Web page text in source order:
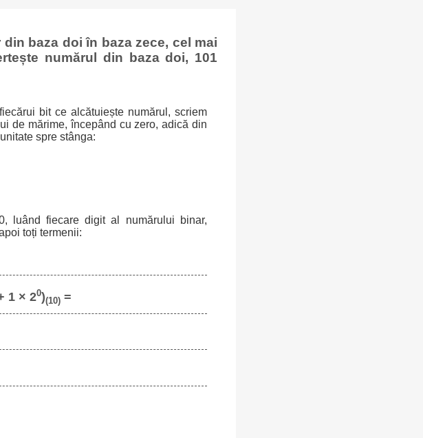
baza doi în baza zece, cel mai
numărul din baza doi, 101
bit ce alcătuiește numărul, scriem
de mărime, începând cu zero, adică din
spre stânga:
luând fiecare digit al numărului binar,
toți termenii:
1 × 20)(10) =